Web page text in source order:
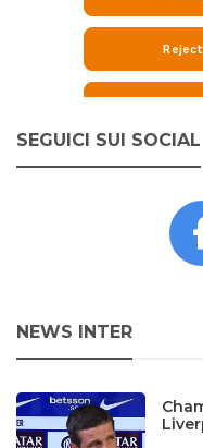
SEGUICI SUI SOCIAL
NEWS INTER